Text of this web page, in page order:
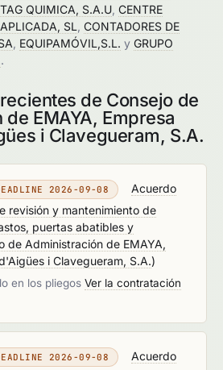
QUIMICA, S.A.U CENTRE
SL CONTADORES DE
EQUIPAMÓVIL,S.L. y GRUPO
.
de Consejo de
EMAYA, Empresa
i Clavegueram, S.A.
2026-09-08
Acuerdo
revisión y mantenimiento de
puertas abatibles y
de Administración de EMAYA,
i Clavegueram, S.A.)
en los pliegos Ver la contratación
2026-09-08
Acuerdo